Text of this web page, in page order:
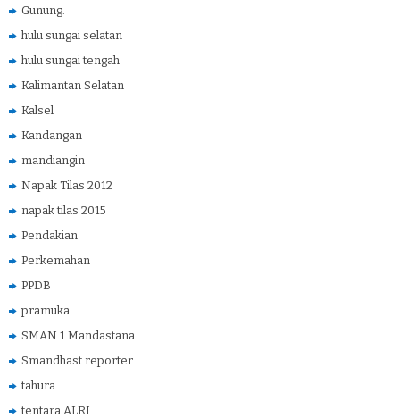
Gunung.
hulu sungai selatan
hulu sungai tengah
Kalimantan Selatan
Kalsel
Kandangan
mandiangin
Napak Tilas 2012
napak tilas 2015
Pendakian
Perkemahan
PPDB
pramuka
SMAN 1 Mandastana
Smandhast reporter
tahura
tentara ALRI